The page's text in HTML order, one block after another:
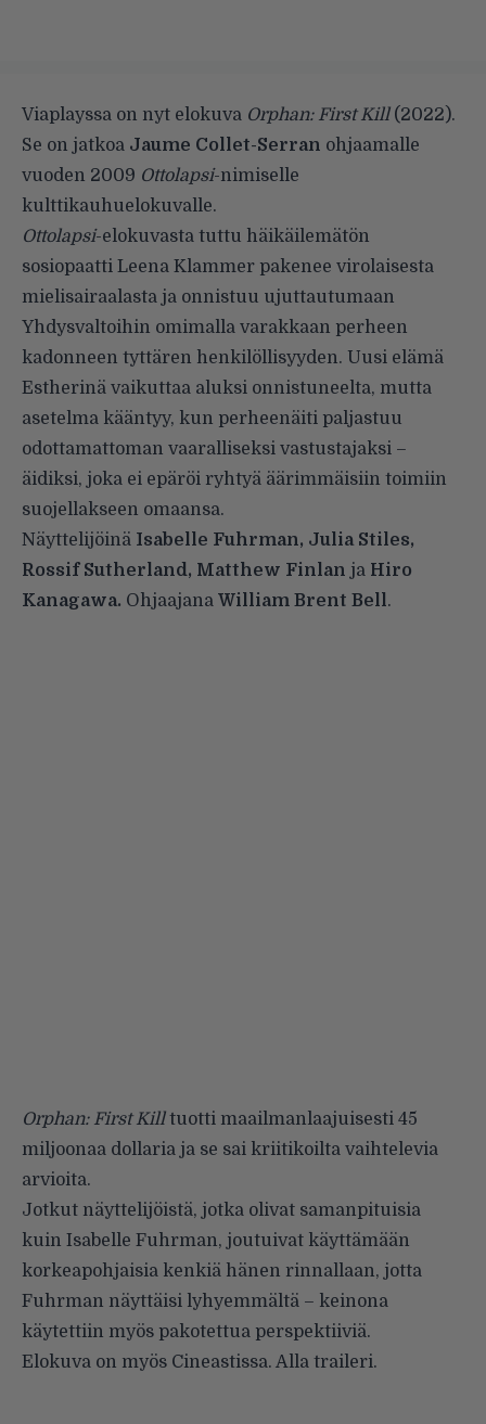
Viaplayssa on nyt elokuva Orphan: First Kill(2022).
Se on jatkoa Jaume Collet-Serran ohjaamalle
vuoden 2009 Ottolapsi-nimiselle
kulttikauhuelokuvalle.
Ottolapsi-elokuvasta tuttu häikäilemätön
sosiopaatti Leena Klammer pakenee virolaisesta
mielisairaalasta ja onnistuu ujuttautumaan
Yhdysvaltoihin omimalla varakkaan perheen
kadonneen tyttären henkilöllisyyden. Uusi elämä
Estherinä vaikuttaa aluksi onnistuneelta, mutta
asetelma kääntyy, kun perheenäiti paljastuu
odottamattoman vaaralliseksi vastustajaksi –
äidiksi, joka ei epäröi ryhtyä äärimmäisiin toimiin
suojellakseen omaansa.
Näyttelijöinä Isabelle Fuhrman, Julia Stiles,
Rossif Sutherland, Matthew Finlan ja Hiro
Kanagawa. Ohjaajana William Brent Bell.
Orphan: First Killtuotti maailmanlaajuisesti 45
miljoonaa dollaria ja se sai kriitikoilta vaihtelevia
arvioita.
Jotkut näyttelijöistä, jotka olivat samanpituisia
kuin Isabelle Fuhrman, joutuivat käyttämään
korkeapohjaisia kenkiä hänen rinnallaan, jotta
Fuhrman näyttäisi lyhyemmältä – keinona
käytettiin myös pakotettua perspektiiviä.
Elokuva on myös Cineastissa. Alla traileri.